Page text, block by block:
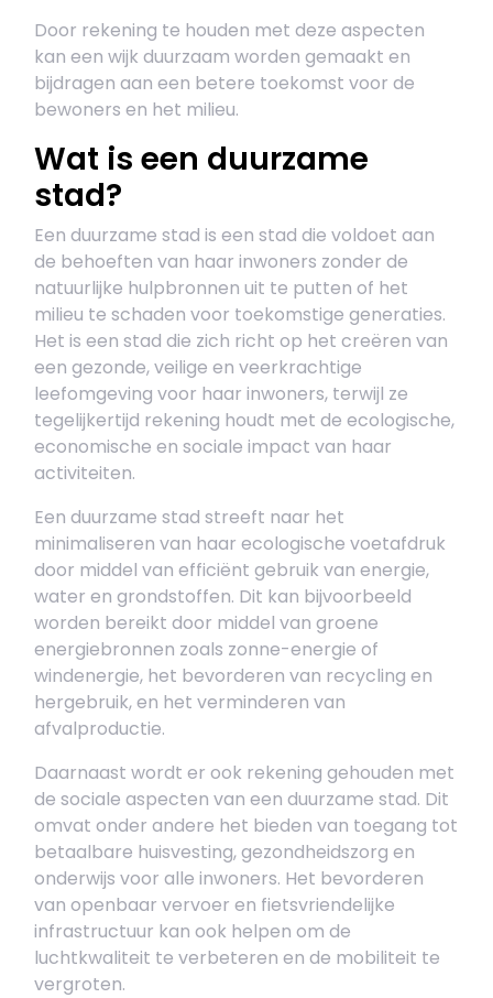
Door rekening te houden met deze aspecten
kan een wijk duurzaam worden gemaakt en
bijdragen aan een betere toekomst voor de
bewoners en het milieu.
Wat is een duurzame
stad?
Een duurzame stad is een stad die voldoet aan
de behoeften van haar inwoners zonder de
natuurlijke hulpbronnen uit te putten of het
milieu te schaden voor toekomstige generaties.
Het is een stad die zich richt op het creëren van
een gezonde, veilige en veerkrachtige
leefomgeving voor haar inwoners, terwijl ze
tegelijkertijd rekening houdt met de ecologische,
economische en sociale impact van haar
activiteiten.
Een duurzame stad streeft naar het
minimaliseren van haar ecologische voetafdruk
door middel van efficiënt gebruik van energie,
water en grondstoffen. Dit kan bijvoorbeeld
worden bereikt door middel van groene
energiebronnen zoals zonne-energie of
windenergie, het bevorderen van recycling en
hergebruik, en het verminderen van
afvalproductie.
Daarnaast wordt er ook rekening gehouden met
de sociale aspecten van een duurzame stad. Dit
omvat onder andere het bieden van toegang tot
betaalbare huisvesting, gezondheidszorg en
onderwijs voor alle inwoners. Het bevorderen
van openbaar vervoer en fietsvriendelijke
infrastructuur kan ook helpen om de
luchtkwaliteit te verbeteren en de mobiliteit te
vergroten.